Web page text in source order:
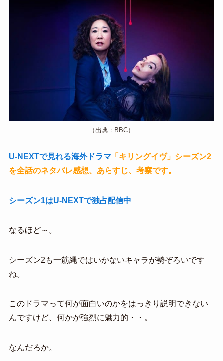
（出典：BBC）
U-NEXTで見れる海外ドラマ 「キリングイヴ」シーズン2
を全話のネタバレ感想、あらすじ、考察です。
シーズン1はU-NEXTで独占配信中
なるほど～。
シーズン2も一筋縄ではいかないキャラが勢ぞろいです
ね。
このドラマって何が面白いのかをはっきり説明できない
んですけど、何かが強烈に魅力的・・。
なんだろか。